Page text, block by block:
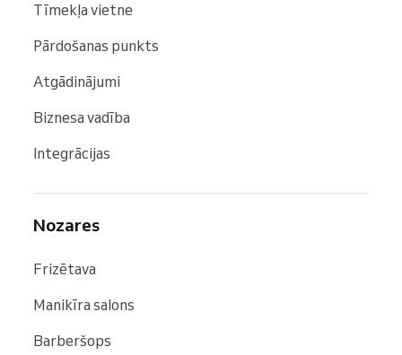
Tīmekļa vietne
Pārdošanas punkts
Atgādinājumi
Biznesa vadība
Integrācijas
Nozares
Frizētava
Manikīra salons
Barberšops